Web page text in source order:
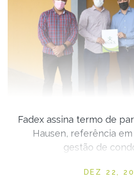
Fadex assina termo de
Hausen, referência
gestão de
Posted on
DEZ 22,